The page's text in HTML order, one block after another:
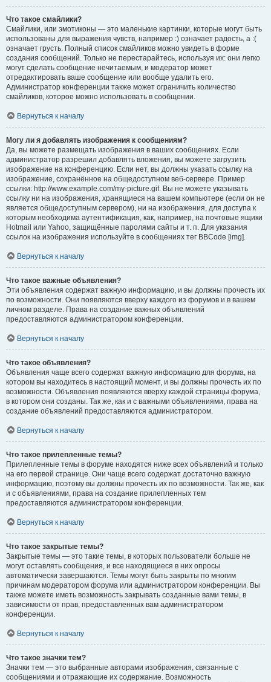
Что такое смайлики?
Смайлики, или эмотиконы — это маленькие картинки, которые могут быть
использованы для выражения чувств, например :) означает радость, а :(
означает грусть. Полный список смайликов можно увидеть в форме
создания сообщений. Только не перестарайтесь, используя их: они легко
могут сделать сообщение нечитаемым, и модератор может
отредактировать ваше сообщение или вообще удалить его.
Администратор конференции также может ограничить количество
смайликов, которое можно использовать в сообщении.
Вернуться к началу
Могу ли я добавлять изображения к сообщениям?
Да, вы можете размещать изображения в ваших сообщениях. Если
администратор разрешил добавлять вложения, вы можете загрузить
изображение на конференцию. Если нет, вы должны указать ссылку на
изображение, сохранённое на общедоступном веб-сервере. Пример
ссылки: http://www.example.com/my-picture.gif. Вы не можете указывать
ссылку ни на изображения, хранящиеся на вашем компьютере (если он не
является общедоступным сервером), ни на изображения, для доступа к
которым необходима аутентификация, как, например, на почтовые ящики
Hotmail или Yahoo, защищённые паролями сайты и т. п. Для указания
ссылок на изображения используйте в сообщениях тег BBCode [img].
Вернуться к началу
Что такое важные объявления?
Эти объявления содержат важную информацию, и вы должны прочесть их
по возможности. Они появляются вверху каждого из форумов и в вашем
личном разделе. Права на создание важных объявлений
предоставляются администратором конференции.
Вернуться к началу
Что такое объявления?
Объявления чаще всего содержат важную информацию для форума, на
котором вы находитесь в настоящий момент, и вы должны прочесть их по
возможности. Объявления появляются вверху каждой страницы форума,
в котором они созданы. Так же, как и с важными объявлениями, права на
создание объявлений предоставляются администратором.
Вернуться к началу
Что такое прилепленные темы?
Прилепленные темы в форуме находятся ниже всех объявлений и только
на его первой странице. Они чаще всего содержат достаточно важную
информацию, поэтому вы должны прочесть их по возможности. Так же, как
и с объявлениями, права на создание прилепленных тем
предоставляются администратором конференции.
Вернуться к началу
Что такое закрытые темы?
Закрытые темы — это такие темы, в которых пользователи больше не
могут оставлять сообщения, и все находящиеся в них опросы
автоматически завершаются. Темы могут быть закрыты по многим
причинам модератором форума или администратором конференции. Вы
также можете иметь возможность закрывать созданные вами темы, в
зависимости от прав, предоставленных вам администратором
конференции.
Вернуться к началу
Что такое значки тем?
Значки тем — это выбранные авторами изображения, связанные с
сообщениями и отражающие их содержание. Возможность